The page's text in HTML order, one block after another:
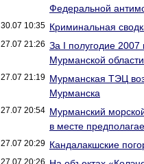
Федеральной
30.07 10:35 Криминальная
27.07 21:26 За I полугодие 2007
Мурманской
27.07 21:19 Мурманская ТЭЦ
Мурманска
27.07 20:54 Мурманский
в месте
27.07 20:29 Кандалакшские
27.07 20:26